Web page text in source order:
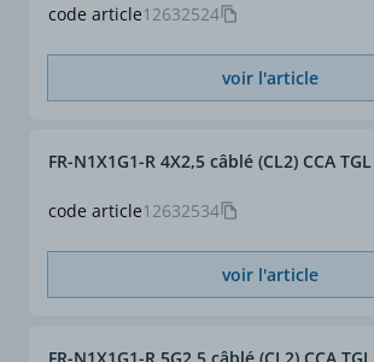
code article12632524
voir l'article
code article12632534
FR-N1X1G1-R 4X2,5 câblé (CL2) CCA TGL
voir l'article